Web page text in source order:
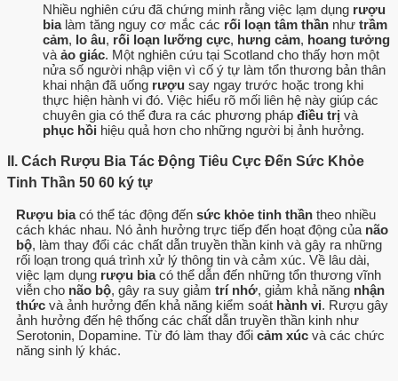
Nhiều nghiên cứu đã chứng minh rằng việc lạm dụng rượu
bialàm tăng nguy cơ mắc các rối loạn tâm thần như trầm
cảm, lo âu, rối loạn lưỡng cực, hưng cảm, hoang tưởng
và ảo giác. Một nghiên cứu tại Scotland cho thấy hơn một
nửa số người nhập viện vì cố ý tự làm tổn thương bản thân
khai nhận đã uống rượu say ngay trước hoặc trong khi
thực hiện hành vi đó. Việc hiểu rõ mối liên hệ này giúp các
chuyên gia có thể đưa ra các phương pháp điều trị và
phục hồi hiệu quả hơn cho những người bị ảnh hưởng.
II. Cách Rượu Bia Tác Động Tiêu Cực Đến Sức Khỏe
Tinh Thần 50 60 ký tự
Rượu biacó thể tác động đến sức khỏe tinh thần theo nhiều
cách khác nhau. Nó ảnh hưởng trực tiếp đến hoạt động của não
bộ, làm thay đổi các chất dẫn truyền thần kinh và gây ra những
rối loạn trong quá trình xử lý thông tin và cảm xúc. Về lâu dài,
việc lạm dụng rượu biacó thể dẫn đến những tổn thương vĩnh
viễn cho não bộ, gây ra suy giảm trí nhớ, giảm khả năng nhận
thức và ảnh hưởng đến khả năng kiểm soát hành vi. Rượu gây
ảnh hưởng đến hệ thống các chất dẫn truyền thần kinh như
Serotonin, Dopamine. Từ đó làm thay đổi cảm xúc và các chức
năng sinh lý khác.